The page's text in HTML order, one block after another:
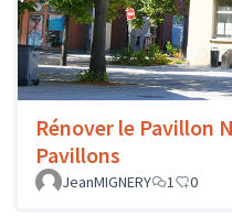
Rénover le Pavillon
Pavillons
JeanMIGNERY 1 0